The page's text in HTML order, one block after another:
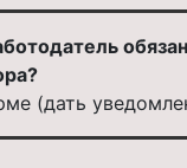
(дать